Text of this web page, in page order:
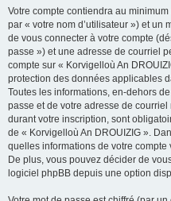
Votre compte contiendra au
par « votre nom d’utilisateur ») et un
de vous connecter à votre compte
passe ») et une adresse de courriel
compte sur « Korvigelloù An
protection des données applicables
Toutes les informations, en-dehors
passe et de votre adresse de
durant votre inscription, sont
de « Korvigelloù An DROUIZIG ».
quelles informations de votre
De plus, vous pouvez décider de
logiciel phpBB depuis une option